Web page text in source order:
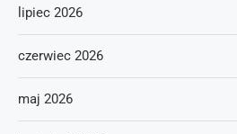
lipiec 2026
czerwiec 2026
maj 2026